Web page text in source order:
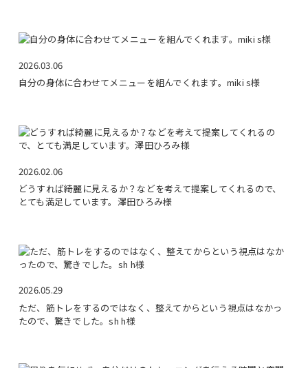
2026.03.06
自分の身体に合わせてメニューを組んでくれます。miki s様
2026.02.06
どうすれば綺麗に見えるか？などを考えて提案してくれるので、
とても満足しています。澤田ひろみ様
2026.05.29
ただ、筋トレをするのではなく、整えてからという視点はなかっ
たので、驚きでした。sh h様